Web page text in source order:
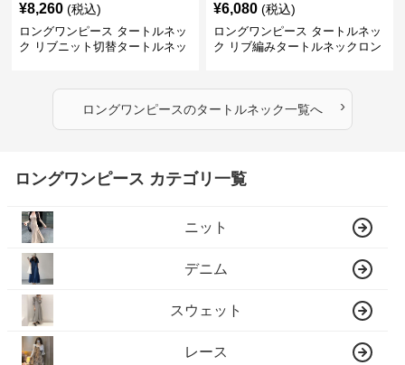
¥8,260 (税込)
ロングワンピース タートルネッ
ク リブニット切替タートルネッ
¥6,080 (税込)
ロングワンピース タートルネッ
ク リブ編みタートルネックロン
ロングワンピースのタートルネック一覧へ ›
ロングワンピース カテゴリ一覧
ニット
デニム
スウェット
レース